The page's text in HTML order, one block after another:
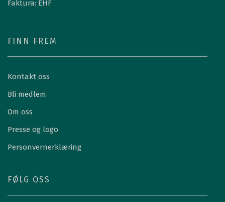
Faktura: EHF
FINN FREM
Kontakt oss
Bli medlem
Om oss
Presse og logo
Personvernerklæring
FØLG OSS